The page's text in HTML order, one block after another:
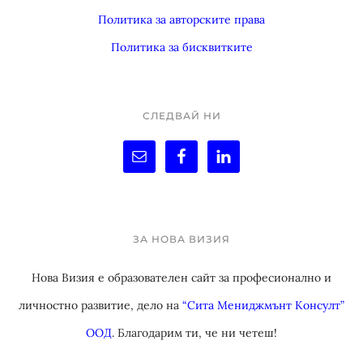
Политика за авторските права
Политика за бисквитките
СЛЕДВАЙ НИ
ЗА НОВА ВИЗИЯ
Нова Визия е образователен сайт за професионално и
личностно развитие, дело на “Сита Мениджмънт Консулт”
ООД. Благодарим ти, че ни четеш!